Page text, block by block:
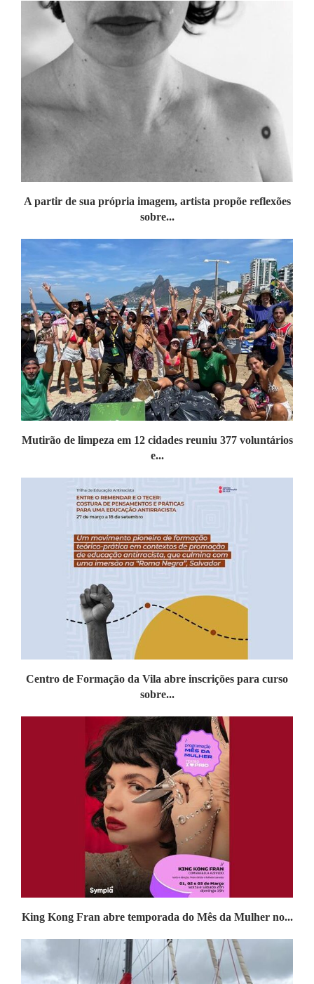
A partir de sua própria imagem, artista propõe reflexões
sobre...
Mutirão de limpeza em 12 cidades reuniu 377 voluntários
e...
Centro de Formação da Vila abre inscrições para curso
sobre...
King Kong Fran abre temporada do Mês da Mulher no...